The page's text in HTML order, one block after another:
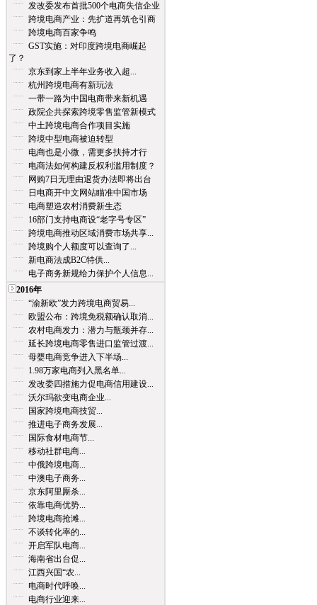
发改委发布首批500个电商失信企业
跨境电商产业：先扩道再筑仓引商
跨境电商百家争鸣
GST实施：对印度跨境电商崛起
了？
京东到家上半年业务收入超...
杭州跨境电商有新玩法
一带一路为中国电商带来新机遇
政院企共探索跨境零售监管新模式
中土跨境电商合作项目实施
跨境中型电商被迫转型
电商也是小微，需更多扶持才行
电商法如何构建反权利滥用制度？
网购7日无理由退货办法即将出台
日电商开中文网站瞄准中国市场
电商塑造农村消费新生态
16部门支持电商设“老字号专区”
跨境电商推动区域消费市场共享...
跨境购个人额度可以查询了...
新电商法成B2C特供...
电子商务新规给力保护个人信息...
2016年
“渝新欧”发力跨境电商贸易...
欧盟公布：跨境免税额确认取消...
农村电商发力：潜力与瓶颈并存...
延长跨境电商零售进口监管过渡...
母婴电商竞争进入下半场...
1.98万家电商列入黑名单...
发改委四措施力促电商信用建设...
沃尔玛欲变电商企业...
国家跨境电商技贸...
推进电子商务发展...
国际食材电商节...
移动社群电商...
中俄跨境电商...
中澳电子商务...
京东阿里厮杀...
依靠电商优势...
跨境电商抢滩...
不谈转化率的...
开启军队电商...
海南省出台促...
江西兴国“农...
电商时代呼唤...
电商行业迎来...